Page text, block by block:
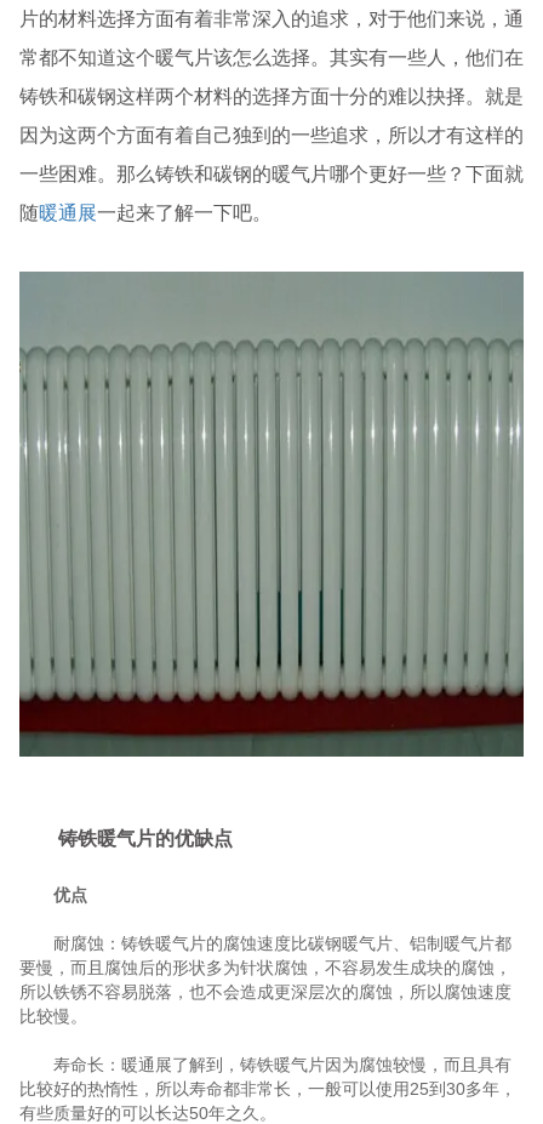
片的材料选择方面有着非常深入的追求，对于他们来说，通
常都不知道这个暖气片该怎么选择。其实有一些人，他们在
铸铁和碳钢这样两个材料的选择方面十分的难以抉择。就是
因为这两个方面有着自己独到的一些追求，所以才有这样的
一些困难。那么铸铁和碳钢的暖气片哪个更好一些？下面就
随暖通展一起来了解一下吧。
铸铁暖气片的优缺点
优点
耐腐蚀：铸铁暖气片的腐蚀速度比碳钢暖气片、铝制暖气片都
要慢，而且腐蚀后的形状多为针状腐蚀，不容易发生成块的腐蚀，
所以铁锈不容易脱落，也不会造成更深层次的腐蚀，所以腐蚀速度
比较慢。
寿命长：暖通展了解到，铸铁暖气片因为腐蚀较慢，而且具有
比较好的热惰性，所以寿命都非常长，一般可以使用25到30多年，
有些质量好的可以长达50年之久。